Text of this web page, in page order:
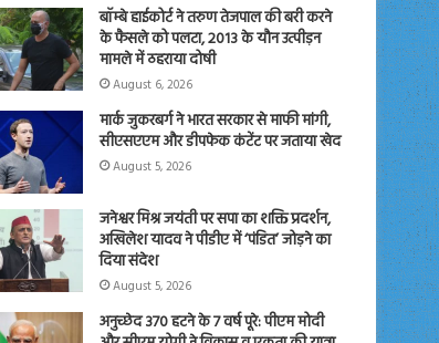
बॉम्बे हाईकोर्ट ने तरुण तेजपाल की बरी करने
के फैसले को पलटा, 2013 के यौन उत्पीड़न
मामले में ठहराया दोषी
August 6, 2026
मार्क जुकरबर्ग ने भारत सरकार से माफी मांगी,
सीएसएएम और डीपफेक कंटेंट पर जताया खेद
August 5, 2026
जनेश्वर मिश्र जयंती पर सपा का शक्ति प्रदर्शन,
अखिलेश यादव ने पीडीए में ‘पंडित’ जोड़ने का
दिया संदेश
August 5, 2026
अनुच्छेद 370 हटने के 7 वर्ष पूरे: पीएम मोदी